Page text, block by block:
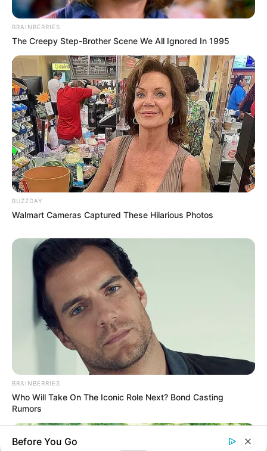
vernichten
Search
Search
All
Rezepte
Thunfischsalat mit Ei & Joghurt – leicht, cremig
und voller Protein!
Verführerisch lecker: Quark-Vanille-
Pfannkuchen ohne Mehl in nur 5 Minuten!
DEI BESTEN HAUSGEMACHTEN EISBEIN
VARIATIONEN
DIE BESTEN SALAT DRESSINGS
die besten hausgemachten BBQ sauce
variationen
BRAINBERRIES
The Creepy Step-Brother Scene We All Ignored In 1995
BUZZDAY
Walmart Cameras Captured These Hilarious Photos
BRAINBERRIES
Who Will Take On The Iconic Role Next? Bond Casting
Rumors
Before You Go